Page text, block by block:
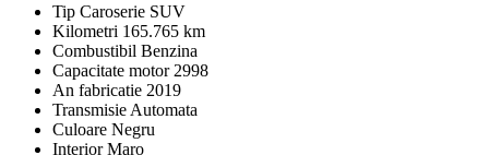
Tip Caroserie SUV
Kilometri 165.765 km
Combustibil Benzina
Capacitate motor 2998
An fabricatie 2019
Transmisie Automata
Culoare Negru
InteriorMaro